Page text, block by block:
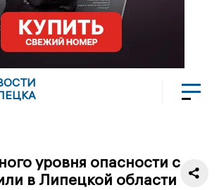
уровня опасности с
в Липецкой области